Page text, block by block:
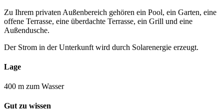
Zu Ihrem privaten Außenbereich gehören ein Pool, ein Garten, eine
offene Terrasse, eine überdachte Terrasse, ein Grill und eine
Außendusche.
Der Strom in der Unterkunft wird durch Solarenergie erzeugt.
Lage
400 m zum Wasser
Gut zu wissen